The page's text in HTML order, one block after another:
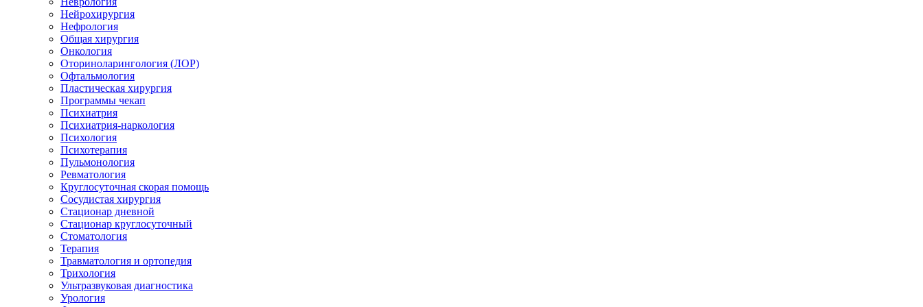
Нейрохирургия
Нефрология
Общая хирургия
Онкология
Оториноларингология (ЛОР)
Офтальмология
Пластическая хирургия
Программы чекап
Психиатрия
Психиатрия-наркология
Психология
Психотерапия
Пульмонология
Ревматология
Круглосуточная скорая помощь
Сосудистая хирургия
Стационар дневной
Стационар круглосуточный
Стоматология
Терапия
Травматология и ортопедия
Трихология
Ультразвуковая диагностика
Урология